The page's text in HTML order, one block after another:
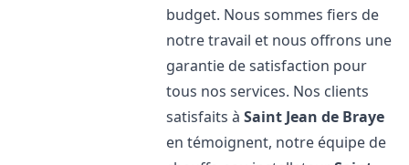
budget. Nous sommes fiers de
notre travail et nous offrons une
garantie de satisfaction pour
tous nos services. Nos clients
satisfaits àSaint Jean de Braye
en témoignent, notre équipe de